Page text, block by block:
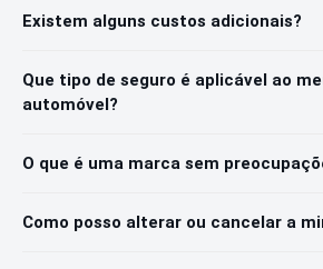
Existem alguns custos adicionais?
Que tipo de seguro é aplicável ao
automóvel?
O que é uma marca sem
Como posso alterar ou cancelar a